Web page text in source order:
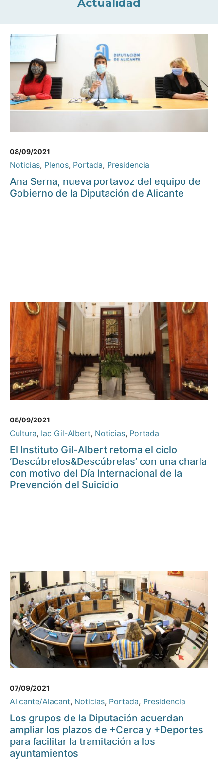
Actualidad
08/09/2021
Noticias, Plenos, Portada, Presidencia
Ana Serna, nueva portavoz del equipo de
Gobierno de la Diputación de Alicante
08/09/2021
Cultura, Iac Gil-Albert, Noticias, Portada
El Instituto Gil-Albert retoma el ciclo
‘Descúbrelos&Descúbrelas’ con una charla
con motivo del Día Internacional de la
Prevención del Suicidio
07/09/2021
Alicante/Alacant, Noticias, Portada, Presidencia
Los grupos de la Diputación acuerdan
ampliar los plazos de +Cerca y +Deportes
para facilitar la tramitación a los
ayuntamientos